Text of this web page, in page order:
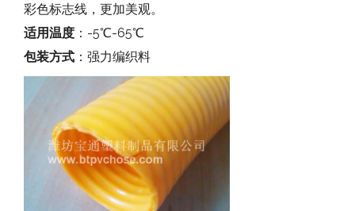
彩色标志线，更加美观。
适用温度 ：-5℃-65℃
包装方式 ：强力编织料